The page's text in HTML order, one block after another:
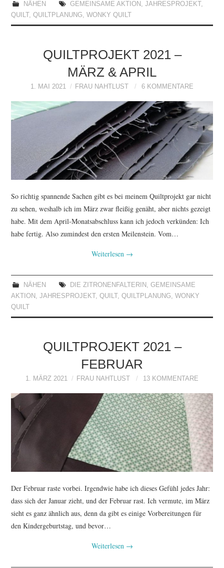
NÄHEN GEMEINSAME AKTION , JAHRESPROJEKT ,
QUILT ,QUILTPLANUNG,WONKY QUILT
QUILTPROJEKT 2021 –
MÄRZ & APRIL
1. MAI 2021 FRAU NAHTLUST 6 KOMMENTARE
So richtig spannende Sachen gibt es bei meinem Quiltprojekt gar nicht
zu sehen, weshalb ich im März zwar fleißig genäht, aber nichts gezeigt
habe. Mit dem April-Monatsabschluss kann ich jedoch verkünden: Ich
habe fertig. Also zumindest den ersten Meilenstein. Vom…
Weiterlesen →
NÄHEN DIE ZITRONENFALTERIN , GEMEINSAME
AKTION ,JAHRESPROJEKT ,QUILT ,QUILTPLANUNG,WONKY
QUILT
QUILTPROJEKT 2021 –
FEBRUAR
1. MÄRZ 2021 FRAU NAHTLUST 13 KOMMENTARE
Der Februar raste vorbei. Irgendwie habe ich dieses Gefühl jedes Jahr:
dass sich der Januar zieht, und der Februar rast. Ich vermute, im März
sieht es ganz ähnlich aus, denn da gibt es einige Vorbereitungen für
den Kindergeburtstag, und bevor…
Weiterlesen →